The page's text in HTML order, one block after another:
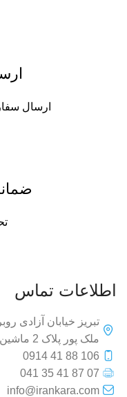
ارسال
اطلاعات تماس
تبریز خیابان آزادی
ملک پور پلاک 2 ماشین های اداری ایران کارا
106 88 41 0914
07 87 41 35 041
info@irankara.com